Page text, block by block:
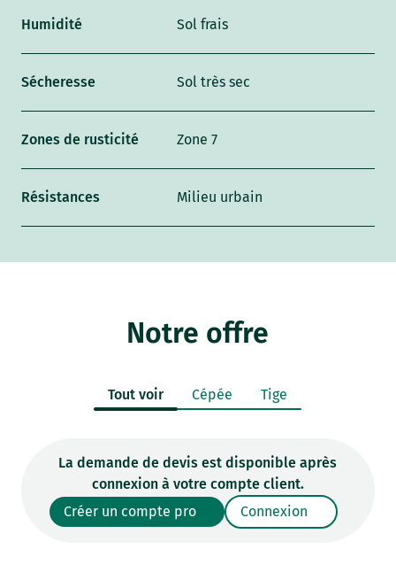
Humidité Sol frais
Sécheresse Sol très sec
Zones de rusticité Zone 7
Résistances Milieu urbain
Notre offre
Tout voir Cépée Tige
La demande de devis est disponible après
connexion à votre compte client.
Créer un compte pro
Connexion